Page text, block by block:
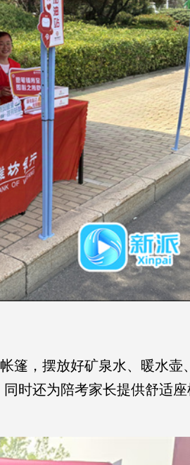
篷，摆放好矿泉水、暖水壶
时还为陪考家长提供舒适座